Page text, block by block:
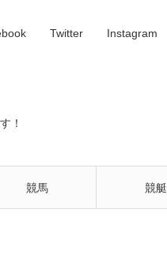
！
競馬 競艇
Twitter Instagram